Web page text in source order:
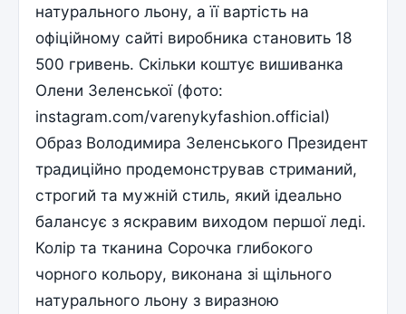
натурального льону, а її вартість на
офіційному сайті виробника становить 18
500 гривень. Скільки коштує вишиванка
Олени Зеленської (фото:
instagram.com/varenykyfashion.official)
Образ Володимира Зеленського Президент
традиційно продемонстрував стриманий,
строгий та мужній стиль, який ідеально
балансує з яскравим виходом першої леді.
Колір та тканина Сорочка глибокого
чорного кольору, виконана зі щільного
натурального льону з виразною